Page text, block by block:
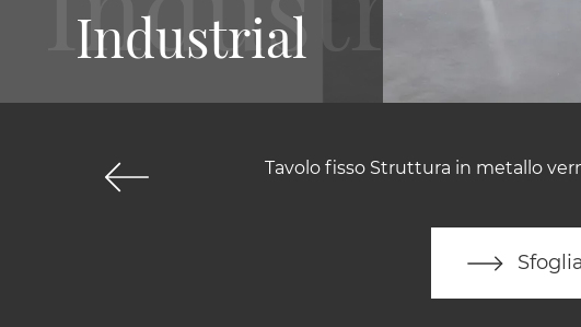
Tavolo fisso Struttura in metallo
Industrial